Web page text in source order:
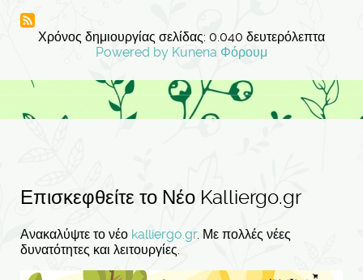
Χρόνος δημιουργίας σελίδας: 0.040 δευτερόλεπτα
Powered by Kunena Φόρουμ
Επισκεφθείτε το Νέο Kalliergo.gr
Ανακαλύψτε το νέο kalliergo.gr. Με πολλές νέες
δυνατότητες και λειτουργίες.